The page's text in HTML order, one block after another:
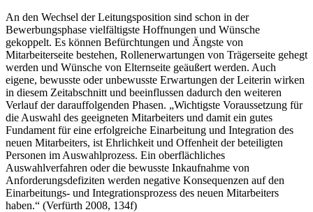
An den Wechsel der Leitungsposition sind schon in der
Bewerbungsphase vielfältigste Hoffnungen und Wünsche
gekoppelt. Es können Befürchtungen und Ängste von
Mitarbeiterseite bestehen, Rollenerwartungen von Trägerseite gehegt
werden und Wünsche von Elternseite geäußert werden. Auch
eigene, bewusste oder unbewusste Erwartungen der Leiterin wirken
in diesem Zeitabschnitt und beeinflussen dadurch den weiteren
Verlauf der darauffolgenden Phasen. „Wichtigste Voraussetzung für
die Auswahl des geeigneten Mitarbeiters und damit ein gutes
Fundament für eine erfolgreiche Einarbeitung und Integration des
neuen Mitarbeiters, ist Ehrlichkeit und Offenheit der beteiligten
Personen im Auswahlprozess. Ein oberflächliches
Auswahlverfahren oder die bewusste Inkaufnahme von
Anforderungsdefiziten werden negative Konsequenzen auf den
Einarbeitungs- und Integrationsprozess des neuen Mitarbeiters
haben.“ (Verfürth 2008, 134f)